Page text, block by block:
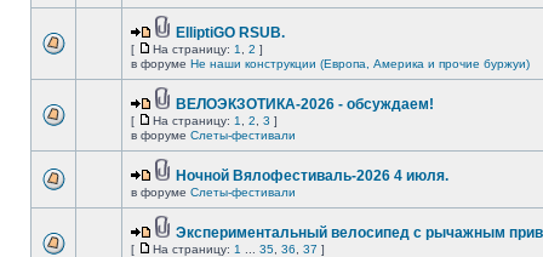
ElliptiGO RSUB.
[ На страницу: 1 2 ]
в форуме Не наши конструкции (Европа, Америка и прочие буржуи)
ВЕЛОЭКЗОТИКА-2026 - обсуждаем!
[ На страницу: 1 2 3 ]
в форуме Слеты-фестивали
Ночной Вялофестиваль-2026 4 июля.
в форуме Слеты-фестивали
Экспериментальный велосипед с рычажным
[ На страницу: 1 35 36 37 ]